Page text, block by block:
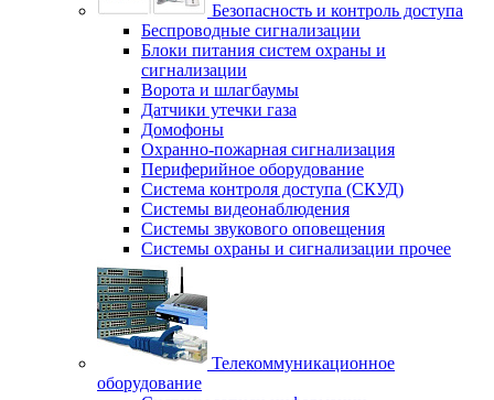
Безопасность и контроль доступа
Беспроводные сигнализации
Блоки питания систем охраны и
сигнализации
Ворота и шлагбаумы
Датчики утечки газа
Домофоны
Охранно-пожарная сигнализация
Периферийное оборудование
Система контроля доступа (СКУД)
Системы видеонаблюдения
Системы звукового оповещения
Системы охраны и сигнализации прочее
Телекоммуникационное
оборудование